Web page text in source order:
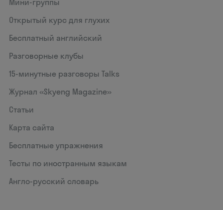
Открытый курс для глухих
Бесплатный английский
Разговорные клубы
15‑минутные разговоры Talks
Журнал «Skyeng Magazine»
Статьи
Карта сайта
Бесплатные упражнения
Тесты по иностранным языкам
Англо-русский словарь